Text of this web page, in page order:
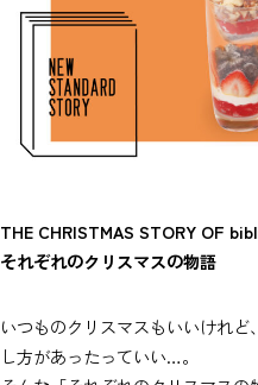
THE CHRISTMAS STORY OF
それぞれのクリスマスの物語
いつものクリスマスもいいけれ
し方があったっていい…。